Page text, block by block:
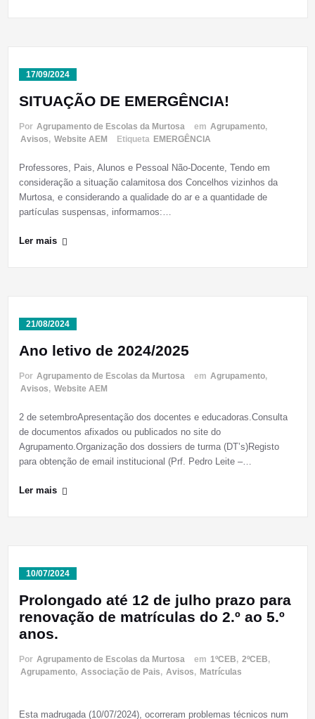
17/09/2024
SITUAÇÃO DE EMERGÊNCIA!
Por Agrupamento de Escolas da Murtosa em Agrupamento,
Avisos, Website AEM Etiqueta EMERGÊNCIA
Professores, Pais, Alunos e Pessoal Não-Docente, Tendo em
consideração a situação calamitosa dos Concelhos vizinhos da
Murtosa, e considerando a qualidade do ar e a quantidade de
partículas suspensas, informamos:…
Ler mais
21/08/2024
Ano letivo de 2024/2025
Por Agrupamento de Escolas da Murtosa em Agrupamento,
Avisos, Website AEM
2 de setembroApresentação dos docentes e educadoras.Consulta
de documentos afixados ou publicados no site do
Agrupamento.Organização dos dossiers de turma (DT’s)Registo
para obtenção de email institucional (Prf. Pedro Leite –…
Ler mais
10/07/2024
Prolongado até 12 de julho prazo para
renovação de matrículas do 2.º ao 5.º
anos.
Por Agrupamento de Escolas da Murtosa em 1ºCEB, 2ºCEB,
Agrupamento, Associação de Pais, Avisos, Matrículas
Esta madrugada (10/07/2024), ocorreram problemas técnicos num